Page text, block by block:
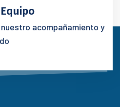
acompañamiento y